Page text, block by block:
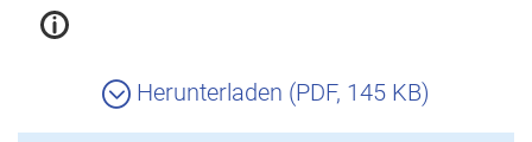
Herunterladen (PDF, 145 KB)